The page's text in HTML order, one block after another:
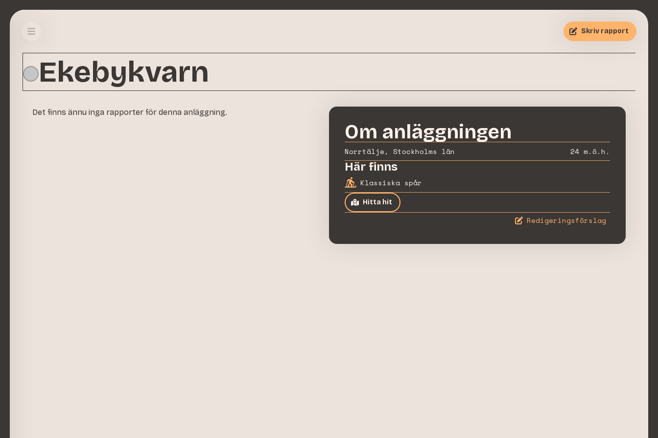
Ekebykvarn
Skriv rapport
Det finns ännu inga rapporter för denna anläggning.
Om anläggningen
Norrtälje, Stockholms län 24 m.ö.h.
Här finns
Klassiska spår
Hitta hit
Redigeringsförslag